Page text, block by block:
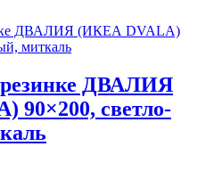
ДВАЛИЯ
90×200, светло-